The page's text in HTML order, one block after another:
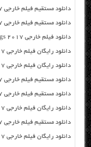
دانلود مستقیم فیلم خارجی The Fate of the Furious 2017 از سرور سایت
دانلود مستقیم فیلم خارجی Running Wild 2017 از سرور سایت
دانلود فیلم خارجی Rings 2017 از سرور سایت
دانلود رایگان فیلم خارجی Dunkirk 2017 با لینک مستقیم
دانلود رایگان فیلم خارجی Eloise 2017 با لینک مستقیم
دانلود مستقیم فیلم خارجی Essex Heist 2017 از سرور سایت
دانلود مستقیم فیلم خارجی Get the Girl 2017 از سرور سایت
دانلود رایگان فیلم خارجی iBoy 2017 با لینک مستقیم
دانلود مستقیم فیلم خارجی Justice League Dark 2017 از سرور سایت
دانلود رایگان فیلم خارجی Split 2017 با لینک مستقیم